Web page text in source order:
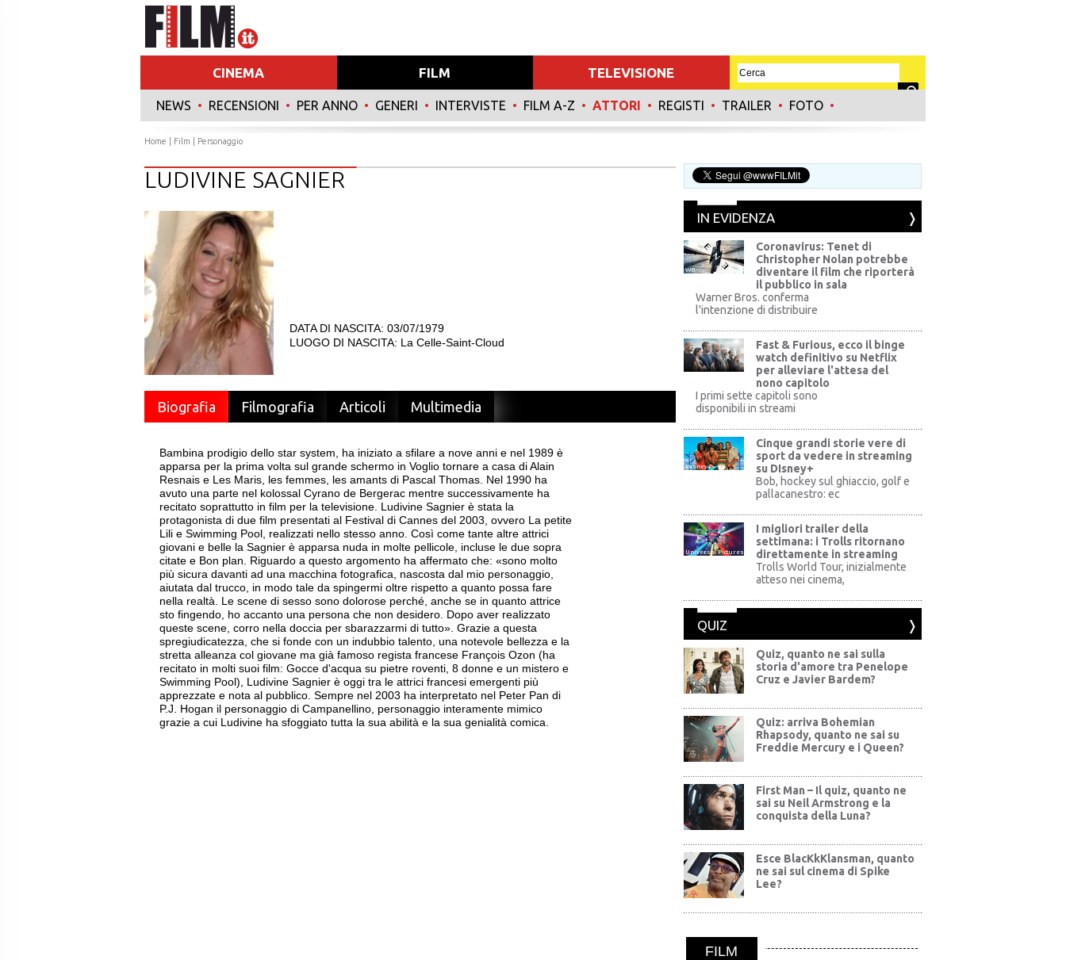
CINEMA FILM TELEVISIONE
NEWS • RECENSIONI • PER ANNO • GENERI • INTERVISTE • FILM A-Z • ATTORI • REGISTI • TRAILER • FOTO •
Home Film | Personaggio
LUDIVINE SAGNIER
DATA DI NASCITA: 03/07/1979
LUOGO DI NASCITA: La Celle-Saint-Cloud
Biografia Filmografia Articoli Multimedia
Bambina prodigio dello star system, ha iniziato a sfilare a nove anni e nel 1989 è
apparsa per la prima volta sul grande schermo in Voglio tornare a casa di Alain
Resnais e Les Maris, les femmes, les amants di Pascal Thomas. Nel 1990 ha
avuto una parte nel kolossal Cyrano de Bergerac mentre successivamente ha
recitato soprattutto in film per la televisione. Ludivine Sagnier è stata la
protagonista di due film presentati al Festival di Cannes del 2003, ovvero La petite
Lili e Swimming Pool, realizzati nello stesso anno. Così come tante altre attrici
giovani e belle la Sagnier è apparsa nuda in molte pellicole, incluse le due sopra
citate e Bon plan. Riguardo a questo argomento ha affermato che: «sono molto
più sicura davanti ad una macchina fotografica, nascosta dal mio personaggio,
aiutata dal trucco, in modo tale da spingermi oltre rispetto a quanto possa fare
nella realtà. Le scene di sesso sono dolorose perché, anche se in quanto attrice
sto fingendo, ho accanto una persona che non desidero. Dopo aver realizzato
queste scene, corro nella doccia per sbarazzarmi di tutto». Grazie a questa
spregiudicatezza, che si fonde con un indubbio talento, una notevole bellezza e la
stretta alleanza col giovane ma già famoso regista francese François Ozon (ha
recitato in molti suoi film: Gocce d'acqua su pietre roventi, 8 donne e un mistero e
Swimming Pool), Ludivine Sagnier è oggi tra le attrici francesi emergenti più
apprezzate e nota al pubblico. Sempre nel 2003 ha interpretato nel Peter Pan di
P.J. Hogan il personaggio di Campanellino, personaggio interamente mimico
grazie a cui Ludivine ha sfoggiato tutta la sua abilità e la sua genialità comica.
IN EVIDENZA
WB
Coronavirus: Tenet di
Christopher Nolan potrebbe
diventare il film che riporterà
il pubblico in sala
Warner Bros. conferma
l'intenzione di distribuire
Fast & Furious, ecco il binge
watch definitivo su Netflix
per alleviare l'attesa del
nono capitolo
I primi sette capitoli sono
disponibili in streami
Disney+
Cinque grandi storie vere di
sport da vedere in streaming
su DIsney+
Bob, hockey sul ghiaccio, golf e
pallacanestro: ec
Universal Pictures
I migliori trailer della
settimana: i Trolls ritornano
direttamente in streaming
Trolls World Tour, inizialmente
atteso nei cinema,
QUIZ
Quiz, quanto ne sai sulla
storia d'amore tra Penelope
Cruz e Javier Bardem?
Quiz: arriva Bohemian
Rhapsody, quanto ne sai su
Freddie Mercury e i Queen?
First Man – Il quiz, quanto ne
sai su Neil Armstrong e la
conquista della Luna?
Esce BlacKkKlansman, quanto
ne sai sul cinema di Spike
Lee?